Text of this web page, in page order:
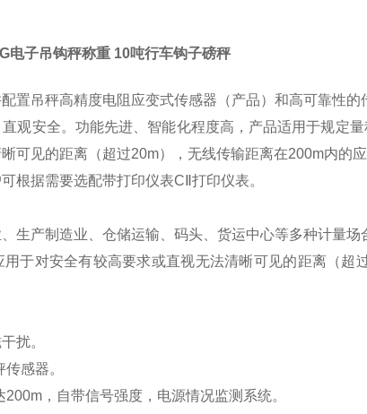
电子吊钩秤称重 10吨行车钩子磅秤
置吊秤高精度电阻应变式传感器（产品）和高可靠性的
观安全。功能先进、智能化程度高，产品适用于规定
可见的距离（超过20m），无线传输距离在200m内的应
根据需要选配带打印仪表CⅡ打印仪表。
生产制造业、仓储运输、码头、货运中心等多种计量场
于对安全有较高要求或直视无法清晰可见的距离（超
扰。
感器。
，自带信号强度，电源情况监测系统。